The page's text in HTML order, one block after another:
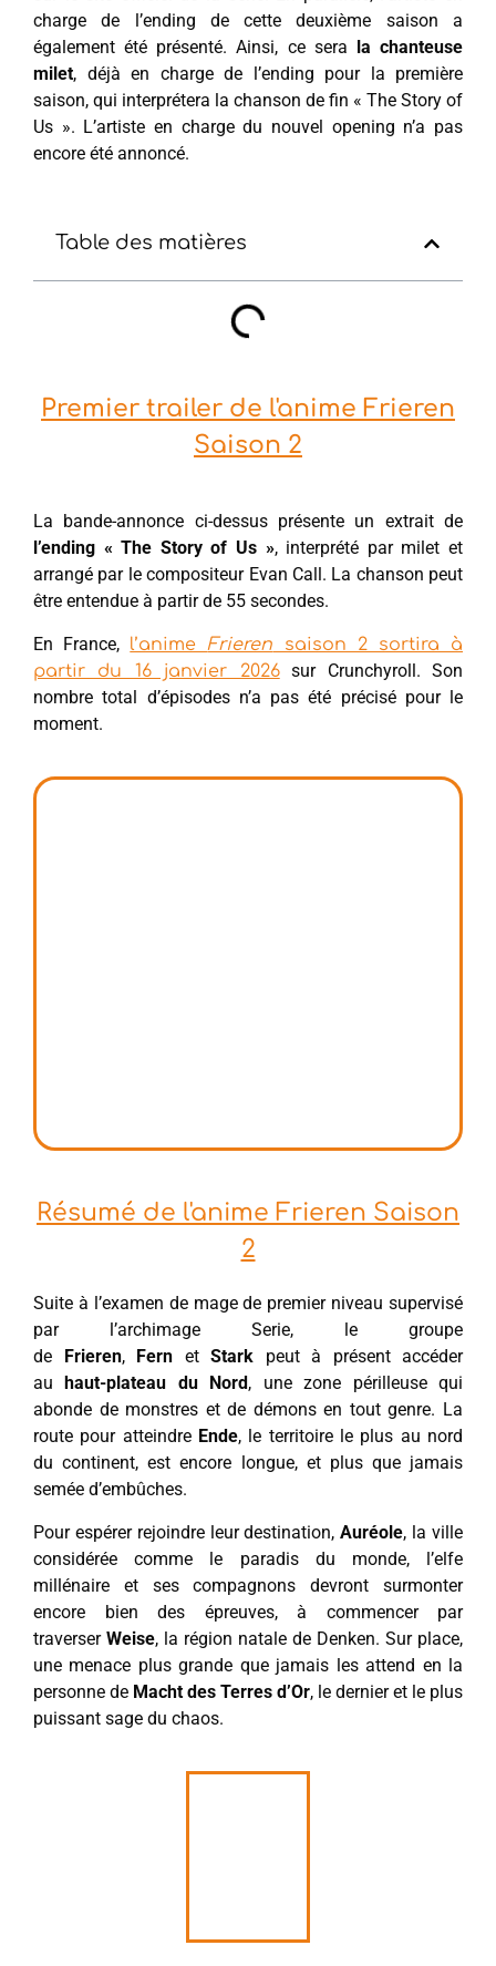
charge de l’ending de cette deuxième saison a
également été présenté. Ainsi, ce sera
la chanteuse
milet, déjà en charge de l’ending pour la première
saison, qui interprétera la chanson de fin « The Story of
Us ». L’artiste en charge du nouvel opening n’a pas
encore été annoncé.
Table des matières
Premier trailer de l'anime Frieren
Saison 2
La bande-annonce ci-dessus présente un extrait de
l’ending « The Story of Us », interprété par milet et
arrangé par le compositeur Evan Call. La chanson peut
être entendue à partir de 55 secondes.
En France, l’animeFrieren saison 2 sortira à
partir du 16 janvier 2026sur Crunchyroll. Son
nombre total d’épisodes n’a pas été précisé pour le
moment.
Résumé de l'anime Frieren Saison
2
Suite à l’examen de mage de premier niveau supervisé
par l’archimage Serie, le groupe
de Frieren, Fern et Stark peut à présent accéder
auhaut-plateau du Nord, une zone périlleuse qui
abonde de monstres et de démons en tout genre. La
route pour atteindre Ende, le territoire le plus au nord
du continent, est encore longue, et plus que jamais
semée d’embûches.
Pour espérer rejoindre leur destination,Auréole, la ville
considérée comme le paradis du monde, l’elfe
millénaire et ses compagnons devront surmonter
encore bien des épreuves, à commencer par
traverser Weise, la région natale de Denken. Sur place,
une menace plus grande que jamais les attend en la
personne de Macht des Terres d’Or, le dernier et le plus
puissant sage du chaos.